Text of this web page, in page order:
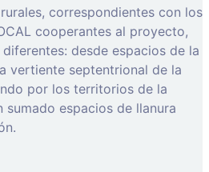
correspondientes con los
cooperantes al proyecto,
desde espacios de la
vertiente septentrional de la
por los territorios de la
sumado espacios de llanura